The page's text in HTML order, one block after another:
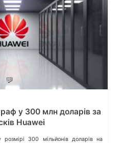
💬
у 300 млн доларів за
Huawei
300 мільйонів доларів на